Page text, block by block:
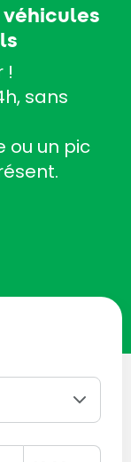
!
sans
ou un pic